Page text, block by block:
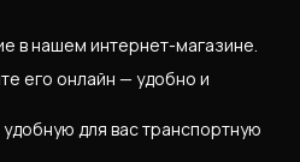
в нашем интернет-магазине.
его онлайн — удобно и
для вас транспортную